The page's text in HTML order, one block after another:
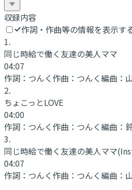
収録内容
作詞・作曲等の情報を表示す
1.
同じ時給で働く友達の美人ママ
04:07
作詞： つんく作曲： つんく編曲：
2.
ちょこっとLOVE
04:00
作詞： つんく作曲： つんく編曲：
3.
同じ時給で働く友達の美人ママ
04:07
作詞： つんく作曲： つんく編曲：